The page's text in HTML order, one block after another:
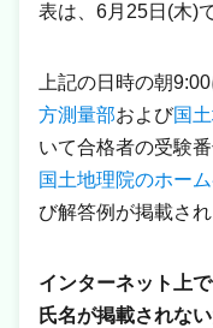
表は、6月25日(木)
上記の日時の朝
方測量部および国
いて合格者の受験
国土地理院のホー
び解答例が掲載され
インターネット上
氏名が掲載されな